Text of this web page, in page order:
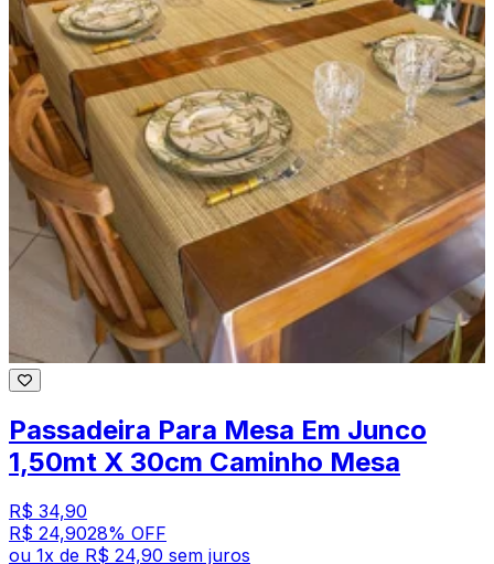
Passadeira Para Mesa Em Junco
1,50mt X 30cm Caminho Mesa
R$ 34,90
R$ 24,9028% OFF
ou 1x de R$ 24,90 sem juros